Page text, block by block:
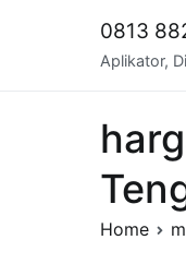
0813
Aplikator,
Home